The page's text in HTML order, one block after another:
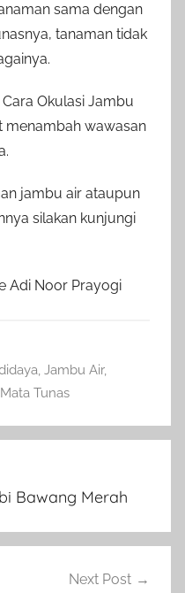
sama dengan
tanaman tidak
Okulasi Jambu
menambah wawasan
jambu air ataupun
silakan kunjungi
Adi Noor Prayogi
Jambu Air,
Tunas
Bawang Merah
Next Post